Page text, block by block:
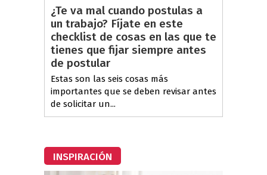
¿Te va mal cuando postulas a
un trabajo? Fíjate en este
checklist de cosas en las que te
tienes que fijar siempre antes
de postular
Estas son las seis cosas más
importantes que se deben revisar antes
de solicitar un...
INSPIRACIÓN